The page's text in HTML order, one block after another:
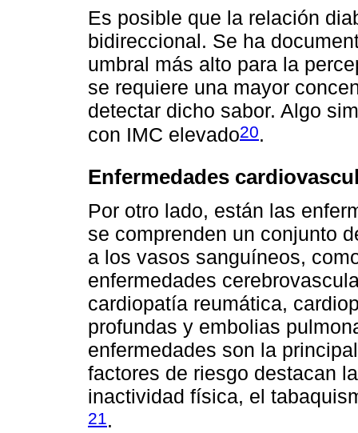
Es posible que la relación
bidireccional. Se ha
umbral más alto para la
se requiere una mayor
detectar dicho sabor. Algo
con IMC elevado20.
Enfermedades
Por otro lado, están las
se comprenden un conjunto
a los vasos sanguíneos,
enfermedades
cardiopatía reumática,
profundas y embolias
enfermedades son la
factores de riesgo destacan
inactividad física, el
21 .